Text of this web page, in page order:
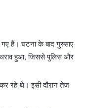
गए हैं। घटना के बाद गुस्साए
हुआ, जिससे पुलिस और
कर रहे थे। इसी दौरान तेज